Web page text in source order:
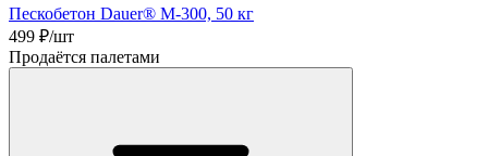
Пескобетон Dauer® М-300, 50 кг
499 ₽/шт
Продаётся палетами